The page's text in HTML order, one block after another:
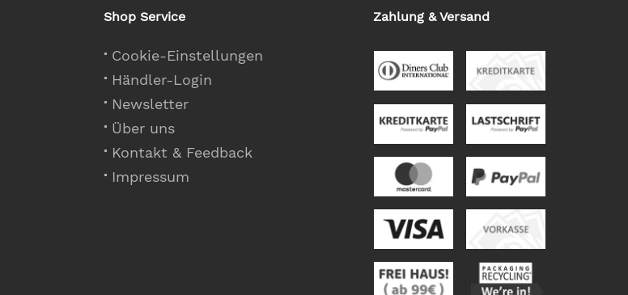
Shop Service
Cookie-Einstellungen
Händler-Login
Newsletter
Über uns
Kontakt & Feedback
Impressum
Zahlung & Versand